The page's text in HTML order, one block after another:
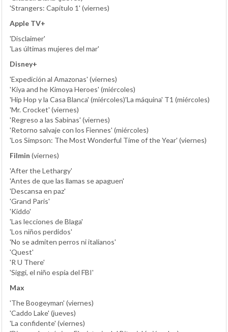
'Strangers: Capítulo 1' (viernes)
Apple TV+
'Disclaimer'
'Las últimas mujeres del mar'
Disney+
'Expedición al Amazonas' (viernes)
'Kiya and he Kimoya Heroes' (miércoles)
'Hip Hop y la Casa Blanca' (miércoles)'La máquina' T1 (miércoles)
'Mr. Crocket' (viernes)
'Regreso a las Sabinas' (viernes)
'Retorno salvaje con los Fiennes' (miércoles)
'Los Simpson: The Most Wonderful Time of the Year' (viernes)
Filmin (viernes)
'After the Lethargy'
'Antes de que las llamas se apaguen'
'Descansa en paz'
'Grand Paris'
'Kiddo'
'Las lecciones de Blaga'
'Los niños perdidos'
'No se admiten perros ni italianos'
'Quest'
'R U There'
'Siggi, el niño espía del FBI'
Max
'The Boogeyman' (viernes)
'Caddo Lake' (jueves)
'La confidente' (viernes)